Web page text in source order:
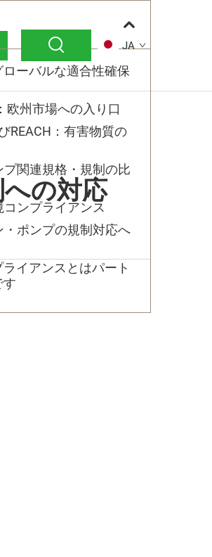
JA
の対応
ーバルな適合性確保
欧州市場への入り口
REACH：有害物質の
プ関連規格・規制の比
ンプライアンス
・ポンプの規制対応へ
イアンスとはパート
す